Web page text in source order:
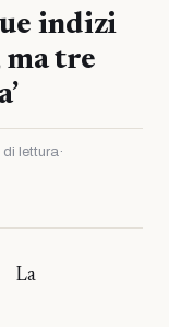
indizi
ma tre
di lettura·
La